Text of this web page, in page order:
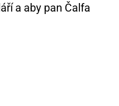
a aby pan Čalfa